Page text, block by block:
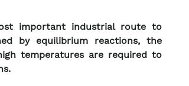
important industrial route to
by equilibrium reactions, the
temperatures are required to